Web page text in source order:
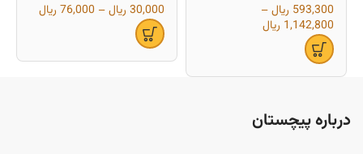
593,300 ریال–
1,142,800 ریال
30,000 ریال–
76,000 ریال
درباره پیچستان